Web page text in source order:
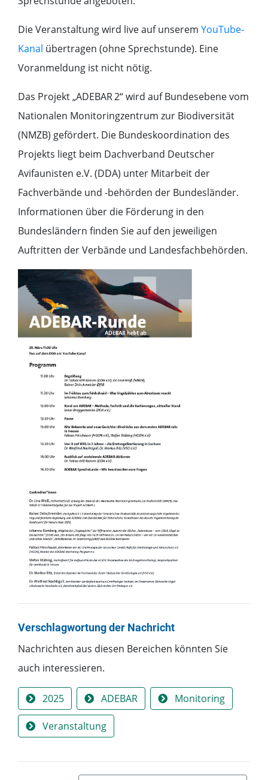
Die Veranstaltung wird live auf unserem YouTube-
Kanal übertragen (ohne Sprechstunde). Eine
Voranmeldung ist nicht nötig.
Das Projekt „ADEBAR 2“ wird auf Bundesebene vom
Nationalen Monitoringzentrum zur Biodiversität
(NMZB) gefördert. Die Bundeskoordination des
Projekts liegt beim Dachverband Deutscher
Avifaunisten e.V. (DDA) unter Mitarbeit der
Fachverbände und -behörden der Bundesländer.
Informationen über die Förderung in den
Bundesländern finden Sie auf den jeweiligen
Auftritten der Verbände und Landesfachbehörden.
Verschlagwortung der Nachricht
Nachrichten aus diesen Bereichen könnten Sie
auch interessieren.
2025 ADEBAR Monitoring
Veranstaltung